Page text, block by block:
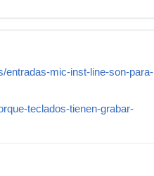
entradas-mic-inst-line-son-para-
teclados-tienen-grabar-